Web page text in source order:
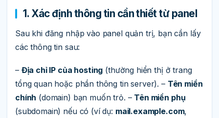
1. Xác định thông tin cần thiết từ panel
Sau khi đăng nhập vào panel quản trị, bạn cần lấy
các thông tin sau:
– Địa chỉ IP của hosting (thường hiển thị ở trang
tổng quan hoặc phần thông tin server). – Tên miền
chính (domain) bạn muốn trỏ. – Tên miền phụ
(subdomain) nếu có (ví dụ: mail.example.com,